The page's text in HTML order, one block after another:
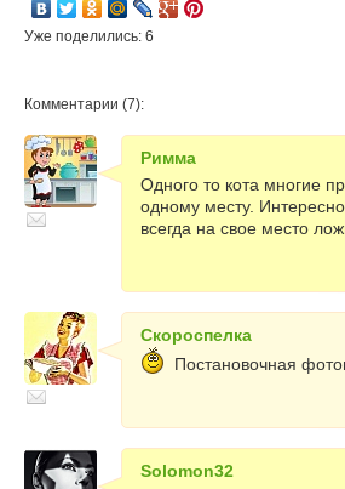
Уже поделились: 6
Комментарии (7):
Римма
Одного то кота многие
одному месту.
всегда на свое место
Скороспелка
Постановочная
Solomon32